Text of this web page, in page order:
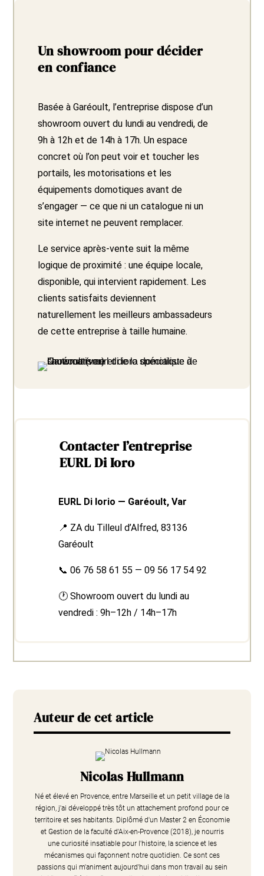
Un showroom pour décider
en confiance
Basée à Garéoult, l’entreprise dispose d’un
showroom ouvert du lundi au vendredi, de
9h à 12h et de 14h à 17h. Un espace
concret où l’on peut voir et toucher les
portails, les motorisations et les
équipements domotiques avant de
s’engager — ce que ni un catalogue ni un
site internet ne peuvent remplacer.
Le service après-vente suit la même
logique de proximité : une équipe locale,
disponible, qui intervient rapidement. Les
clients satisfaits deviennent
naturellement les meilleurs ambassadeurs
de cette entreprise à taille humaine.
Contacter l’entreprise
EURL Di Ioro
EURL Di Iorio — Garéoult, Var
📍 ZA du Tilleul d’Alfred, 83136
Garéoult
📞 06 76 58 61 55 — 09 56 17 54 92
🕐 Showroom ouvert du lundi au
vendredi : 9h–12h / 14h–17h
Auteur de cet article
Nicolas Hullmann
Né et élevé en Provence, entre Marseille et un petit village de la
région, j'ai développé très tôt un attachement profond pour ce
territoire et ses habitants. Diplômé d'un Master 2 en Économie
et Gestion de la faculté d'Aix-en-Provence (2018), je nourris
une curiosité insatiable pour l'histoire, la science et les
mécanismes qui façonnent notre quotidien. Ce sont ces
passions qui m'animent aujourd'hui dans mon travail au sein